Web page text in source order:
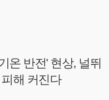
온 반전' 현상, 널뛰
해 커진다